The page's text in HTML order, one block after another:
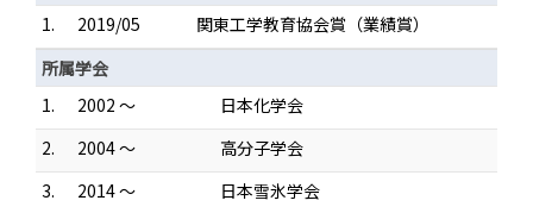
1.
2019/05
関東工学教育協会賞（業績賞）
所属学会
1.
2002 ～
日本化学会
2.
2004 ～
高分子学会
3.
2014 ～
日本雪氷学会